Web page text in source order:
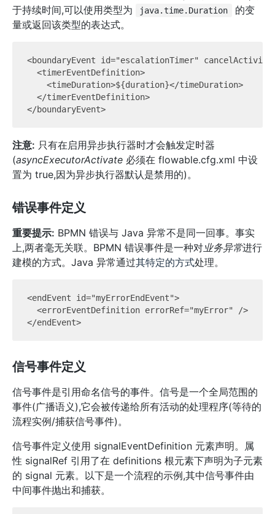
于持续时间,可以使用类型为
java.time.Duration
的变
量或返回该类型的表达式。
<boundaryEvent id="escalationTimer"
  <timerEventDefinition>
    <timeDuration>${duration}</timeDuration>
  </timerEventDefinition>
注意: 只有在启用异步执行器时才会触发定时器
(asyncExecutorActivate 必须在 flowable.cfg.xml 中设
置为 true,因为异步执行器默认是禁用的)。
错误事件定义
重要提示: BPMN 错误与 Java 异常不是同一回事。事实
上,两者毫无关联。BPMN 错误事件是一种对业务异常进行
建模的方式。Java 异常通过其特定的方式处理。
<endEvent id="myErrorEndEvent">
  <errorEventDefinition errorRef="myError" />
信号事件定义
信号事件是引用命名信号的事件。信号是一个全局范围的
事件(广播语义),它会被传递给所有活动的处理程序(等待的
流程实例/捕获信号事件)。
信号事件定义使用 signalEventDefinition 元素声明。属
性 signalRef 引用了在 definitions 根元素下声明为子元素
的 signal 元素。以下是一个流程的示例,其中信号事件由
中间事件抛出和捕获。